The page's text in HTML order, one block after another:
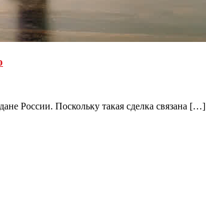
России. Поскольку такая сделка связана […]